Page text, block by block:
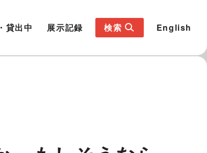
貸出中 展示記録 検索 English